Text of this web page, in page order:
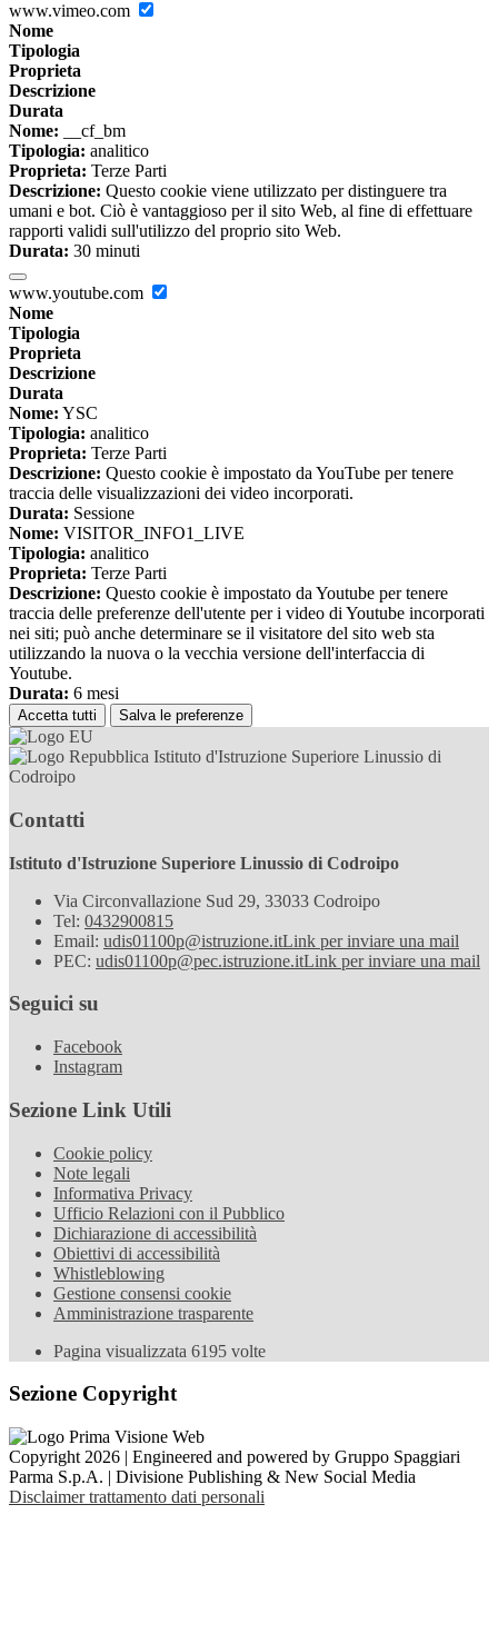
www.vimeo.com
Nome
Tipologia
Proprieta
Descrizione
Durata
Nome: __cf_bm
Tipologia: analitico
Proprieta: Terze Parti
Descrizione: Questo cookie viene utilizzato per distinguere tra
umani e bot. Ciò è vantaggioso per il sito Web, al fine di effettuare
rapporti validi sull'utilizzo del proprio sito Web.
Durata: 30 minuti
www.youtube.com
Nome
Tipologia
Proprieta
Descrizione
Durata
Nome: YSC
Tipologia: analitico
Proprieta: Terze Parti
Descrizione: Questo cookie è impostato da YouTube per tenere
traccia delle visualizzazioni dei video incorporati.
Durata: Sessione
Nome: VISITOR_INFO1_LIVE
Tipologia: analitico
Proprieta: Terze Parti
Descrizione: Questo cookie è impostato da Youtube per tenere
traccia delle preferenze dell'utente per i video di Youtube incorporati
nei siti; può anche determinare se il visitatore del sito web sta
utilizzando la nuova o la vecchia versione dell'interfaccia di
Youtube.
Durata: 6 mesi
Accetta tutti Salva le preferenze
Istituto d'Istruzione Superiore Linussio di
Codroipo
Contatti
Istituto d'Istruzione Superiore Linussio di Codroipo
Via Circonvallazione Sud 29, 33033 Codroipo
Tel: 0432900815
Email: udis01100p@istruzione.itLink per inviare una mail
PEC: udis01100p@pec.istruzione.itLink per inviare una mail
Seguici su
Facebook
Instagram
Sezione Link Utili
Cookie policy
Note legali
Informativa Privacy
Ufficio Relazioni con il Pubblico
Dichiarazione di accessibilità
Obiettivi di accessibilità
Whistleblowing
Gestione consensi cookie
Amministrazione trasparente
Pagina visualizzata 6195 volte
Sezione Copyright
Copyright 2026 | Engineered and powered by Gruppo Spaggiari
Parma S.p.A. | Divisione Publishing & New Social Media
Disclaimer trattamento dati personali